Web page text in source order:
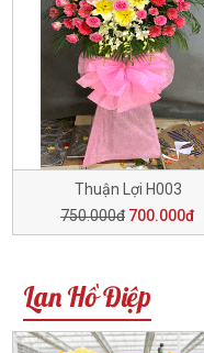
Thuận Lợi H003
750.000đ 700.000đ
Lan Hồ Điệp